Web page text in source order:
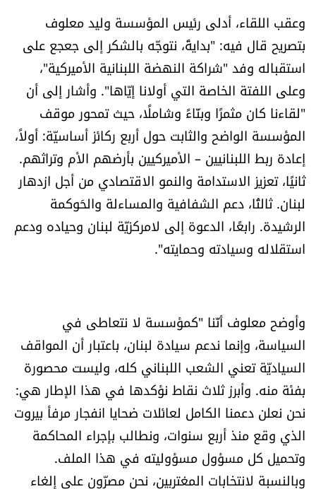
فيديو
من نحن
للتواصل معنا
شروط الاستخدام
شروط الإشتراك
Digital solutions by
وعقب اللقاء، أدلى رئيس المؤسسة وليد معلوف
بتصريح قال فيه: "بدايةً، نتوجّه بالشكر إلى جعجع على
استقباله وفد "شراكة النهضة اللبنانية الأميركية"،
وعلى اللفتة الخاصة التي أولانا إيّاها". وأشار إلى أن
"لقاءنا كان مثمرًا وبنّاءً وشاملًا، حيث تمحور موقف
المؤسسة الواضح والثابت حول أربع ركائز أساسيّة: أولاً،
إعادة ربط اللبنانيين – الأميركيين بأرضهم الأم وتراثهم.
ثانيًا، تعزيز الاستدامة والنمو الاقتصادي من أجل ازدهار
لبنان. ثالثًا، دعم الشفافية والمساءلة والحَوكمة
الرشيدة. رابعًا، الدعوة إلى لامركزيّة لبنان وحياده ودعم
استقلاله وسيادته وحمايته".
وأوضح معلوف أنّنا "كمؤسسة لا نتعاطى في
السياسة، وإنما ندعم سيادة لبنان، باعتبار أن المواقف
السياديّة تعني الشعب اللبناني كله، وليست محصورة
بفئة منه. وأبرز ثلاث نقاط نؤكدها في هذا الإطار هي:
نحن نعلن دعمنا الكامل لعائلات ضحايا انفجار مرفأ بيروت
الذي وقع منذ أربع سنوات، ونطالب بإجراء المحاكمة
وتحميل كل مسؤول مسؤوليته في هذا الملف.
وبالنسبة لانتخابات المغتربين، نحن مصرّون على إلغاء